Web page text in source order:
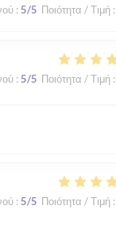
: 5/5 Ποιότητα / Τιμή:
: 5/5 Ποιότητα / Τιμή:
: 5/5 Ποιότητα / Τιμή: